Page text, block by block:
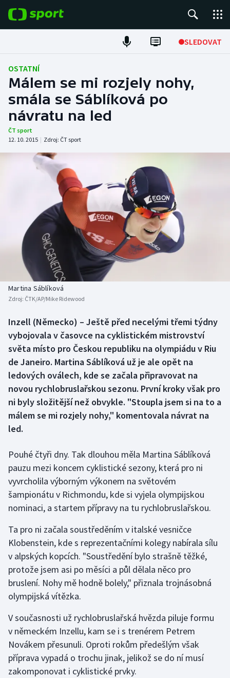
SLEDOVAT
Fotbal
Hokej
Tenis
Atletika
Cyklistika
DALŠÍ SPORTY
Americký fotbal
Baseball a softbal
Basketbal
Biatlon
Box
Curling
Dostihy
Florbal
Futsal
Golf
Gymnastika
Házená
Jezdectví
Judo
Krasobruslení
Lyže a snowboard
Moderní pětiboj
NEPŘEHLÉDNĚTE
Soutěže
Historické návraty
Aplikace ČT sport
OSTATNÍ
Málem se mi rozjely nohy,
smála se Sáblíková po
návratu na led
ČT sport
12. 10. 2015 | Zdroj: ČT sport
Martina Sáblíková
Zdroj: ČTK/AP/Mike Ridewood
Inzell (Německo) – Ještě před necelými třemi týdny
vybojovala v časovce na cyklistickém mistrovství
světa místo pro Českou republiku na olympiádu v Riu
de Janeiro. Martina Sáblíková už je ale opět na
ledových oválech, kde se začala připravovat na
novou rychlobruslařskou sezonu. První kroky však pro
ni byly složitější než obvykle. "Stoupla jsem si na to a
málem se mi rozjely nohy," komentovala návrat na
led.
Pouhé čtyři dny. Tak dlouhou měla Martina Sáblíková
pauzu mezi koncem cyklistické sezony, která pro ni
vyvrcholila výborným výkonem na světovém
šampionátu v Richmondu, kde si vyjela olympijskou
nominaci, a startem přípravy na tu rychlobruslařskou.
Ta pro ni začala soustředěním v italské vesničce
Klobenstein, kde s reprezentačními kolegy nabírala sílu
v alpských kopcích. "Soustředění bylo strašně těžké,
protože jsem asi po měsíci a půl dělala něco pro
bruslení. Nohy mě hodně bolely," přiznala trojnásobná
olympijská vítězka.
V současnosti už rychlobruslařská hvězda piluje formu
v německém Inzellu, kam se i s trenérem Petrem
Novákem přesunuli. Oproti rokům předešlým však
příprava vypadá o trochu jinak, jelikož se do ní musí
zakomponovat i cyklistické prvky.